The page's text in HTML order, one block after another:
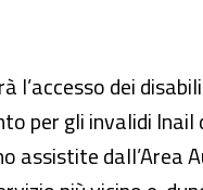
l’accesso dei
per gli invalidi
assistite dall’Area